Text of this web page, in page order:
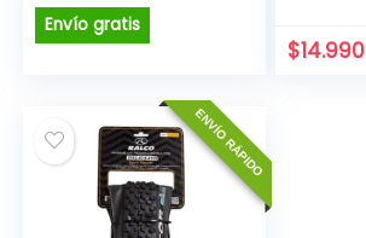
original
era:
es:
Envío gratis
El
$14.990El
ENVÍO RÁPIDO